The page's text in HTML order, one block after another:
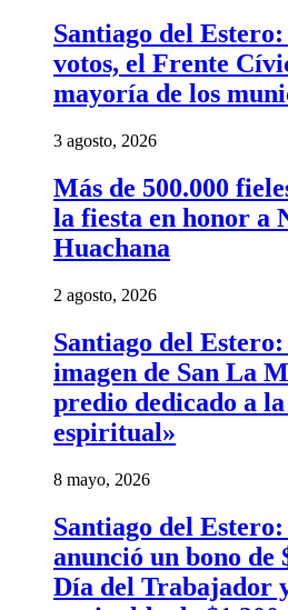
Santiago del
votos, el Frente
mayoría de los
3 agosto, 2026
Más de 500.000
la fiesta en honor a
Huachana
2 agosto, 2026
Santiago del Estero:
imagen de San La
predio dedicado a
espiritual»
8 mayo, 2026
Santiago del
anunció un bono de
Día del Trabajador